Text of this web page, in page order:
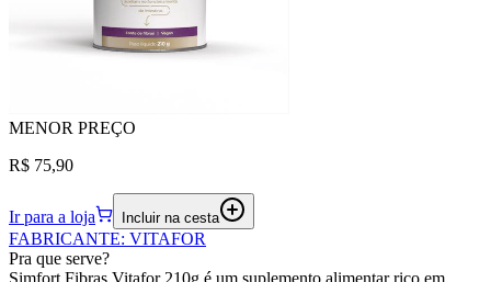
MENOR PREÇO
R$ 75,90
Ir para a loja Incluir na cesta
FABRICANTE: VITAFOR
Pra que serve?
Simfort Fibras Vitafor 210g é um suplemento alimentar rico em